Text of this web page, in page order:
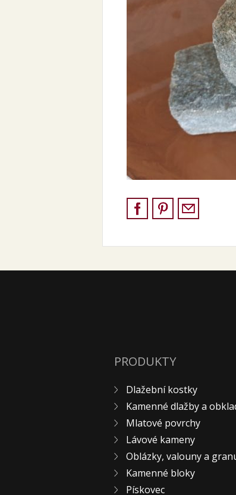
PRODUKTY
Dlažební kostky
Kamenné dlažby a
Mlatové povrchy
Lávové kameny
Oblázky, valouny a
Kamenné bloky
Pískovec